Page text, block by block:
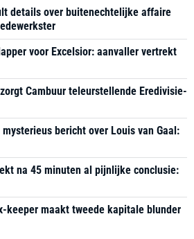
details over buitenechtelijke affaire
voor Excelsior: aanvaller vertrekt
Cambuur teleurstellende Eredivisie-
bericht over Louis van Gaal:
na 45 minuten al pijnlijke conclusie:
keeper maakt tweede kapitale blunder